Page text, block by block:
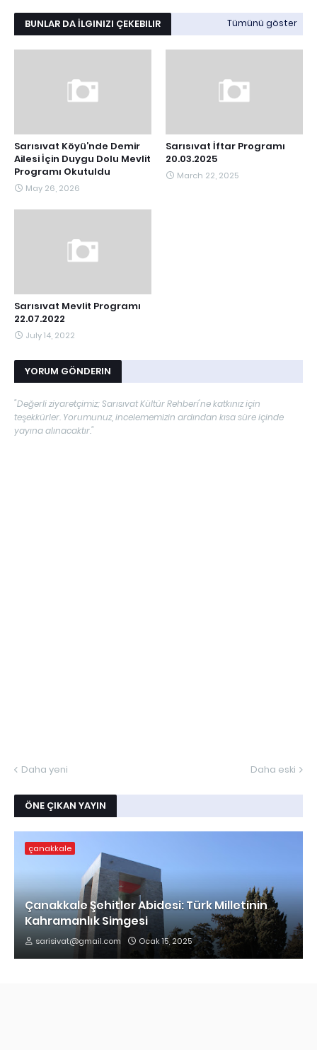
BUNLAR DA İLGINIZI ÇEKEBILIR Tümünü göster
Sarısıvat Köyü’nde Demir
Ailesi İçin Duygu Dolu Mevlit
Programı Okutuldu
May 26, 2026
Sarısıvat İftar Programı
20.03.2025
March 22, 2025
Sarısıvat Mevlit Programı
22.07.2022
July 14, 2022
YORUM GÖNDERIN
"Değerli ziyaretçimiz; Sarısıvat Kültür Rehberi'ne katkınız için
teşekkürler. Yorumunuz, incelememizin ardından kısa süre içinde
yayına alınacaktır."
Daha yeni Daha eski
ÖNE ÇIKAN YAYIN
çanakkale
Çanakkale Şehitler Abidesi: Türk Milletinin
Kahramanlık Simgesi
sarisivat@gmail.com Ocak 15, 2025